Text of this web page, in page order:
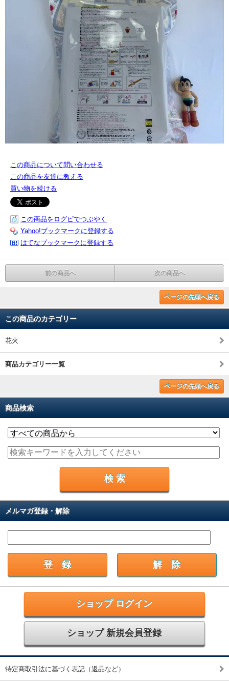
この商品について問い合わせる
この商品を友達に教える
買い物を続ける
この商品をログピでつぶやく
Yahoo!ブックマークに登録する
はてなブックマークに登録する
前の商品へ 次の商品へ
ページの先頭へ戻る
この商品のカテゴリー
花火
商品カテゴリー一覧
ページの先頭へ戻る
商品検索
メルマガ登録・解除
ショップ ログイン
ショップ 新規会員登録
特定商取引法に基づく表記（返品など）